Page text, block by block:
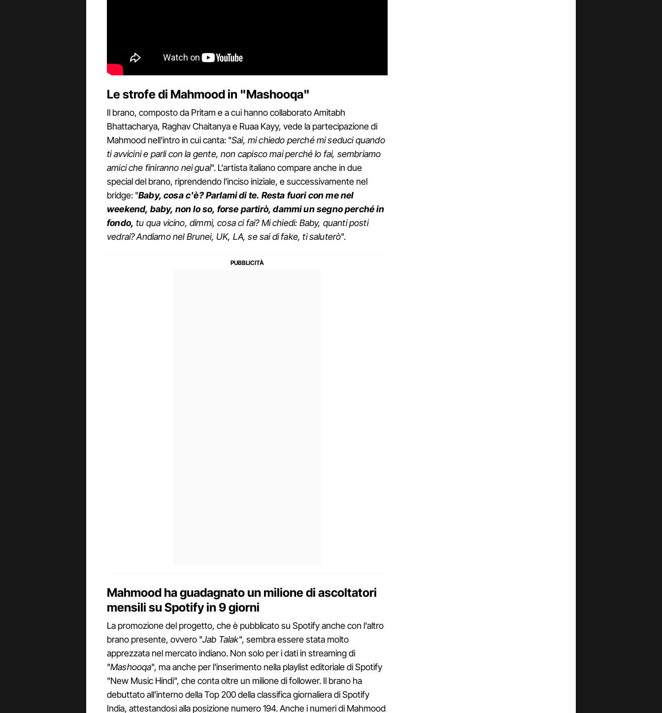
Le strofe di Mahmood in "Mashooqa"
Il brano, composto da Pritam e a cui hanno collaborato Amitabh
Bhattacharya, Raghav Chaitanya e Ruaa Kayy, vede la partecipazione di
Mahmood nell'intro in cui canta: "Sai, mi chiedo perché mi seduci quando
ti avvicini e parli con la gente, non capisco mai perché lo fai, sembriamo
amici che finiranno nei guai". L'artista italiano compare anche in due
special del brano, riprendendo l'inciso iniziale, e successivamente nel
bridge: "Baby, cosa c'è? Parlami di te. Resta fuori con me nel
weekend, baby, non lo so, forse partirò, dammi un segno perché in
fondo, tu qua vicino, dimmi, cosa ci fai? Mi chiedi: Baby, quanti posti
vedrai? Andiamo nel Brunei, UK, LA, se sai di fake, ti saluterò".
Mahmood ha guadagnato un milione di ascoltatori
mensili su Spotify in 9 giorni
La promozione del progetto, che è pubblicato su Spotify anche con l'altro
brano presente, ovvero "Jab Talak", sembra essere stata molto
apprezzata nel mercato indiano. Non solo per i dati in streaming di
"Mashooqa", ma anche per l'inserimento nella playlist editoriale di Spotify
"New Music Hindi", che conta oltre un milione di follower. Il brano ha
debuttato all'interno della Top 200 della classifica giornaliera di Spotify
India, attestandosi alla posizione numero 194. Anche i numeri di Mahmood